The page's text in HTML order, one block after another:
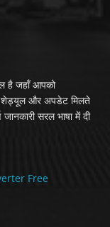
है जहाँ आपको
शेड्यूल और अपडेट मिलते
सरल भाषा में दी
Free